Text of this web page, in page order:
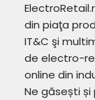
din piaţa
IT&C şi
de electro-
online din
Ne găsești și